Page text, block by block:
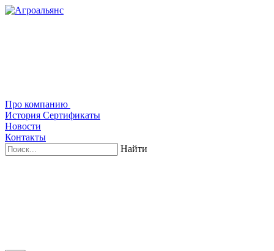
Про компанию
История Сертификаты
Новости
Контакты
Найти